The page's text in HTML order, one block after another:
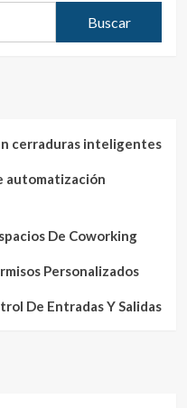
cerraduras inteligentes
automatización
De Coworking
Personalizados
De Entradas Y Salidas